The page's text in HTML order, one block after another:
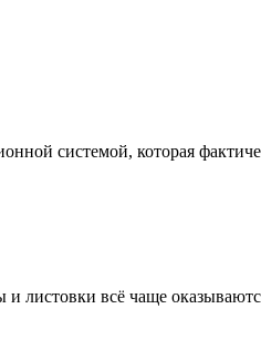
системой, которая
листовки всё чаще